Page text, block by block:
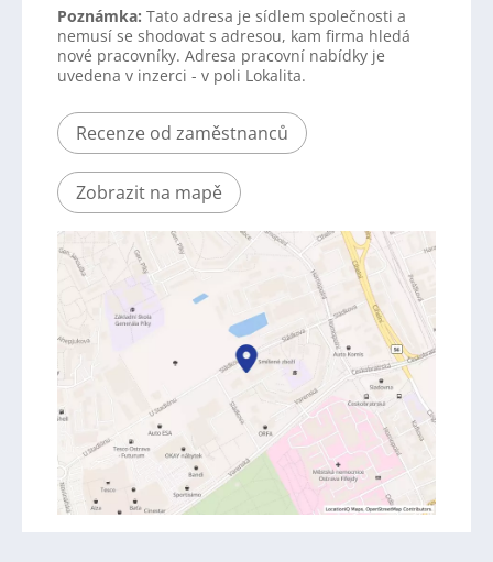
Poznámka: Tato adresa je sídlem společnosti a
nemusí se shodovat s adresou, kam firma hledá
nové pracovníky. Adresa pracovní nabídky je
uvedena v inzerci - v poli Lokalita.
Recenze od zaměstnanců
Zobrazit na mapě